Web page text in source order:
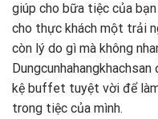
giúp cho bữa tiệc của
cho thực khách một trải
còn lý do gì mà không
kệ buffet tuyệt vời để
trong tiệc của mình.